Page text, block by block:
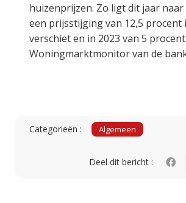
huizenprijzen. Zo ligt dit jaar
een prijsstijging van 12,5 procent
verschiet en in 2023 van 5
Woningmarktmonitor van de
Categorieën : Algemeen
Deel dit bericht :